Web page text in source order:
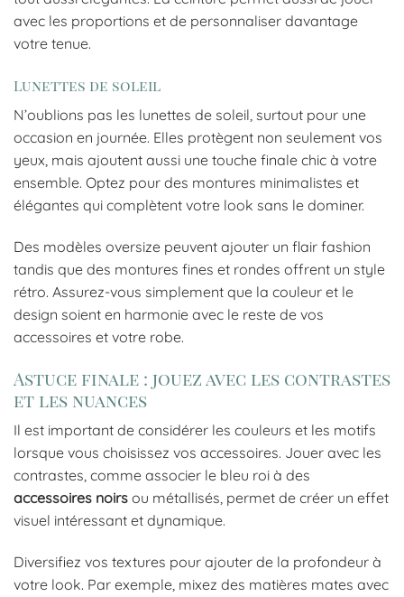
avec les proportions et de personnaliser davantage
votre tenue.
Lunettes de soleil
N’oublions pas les lunettes de soleil, surtout pour une
occasion en journée. Elles protègent non seulement vos
yeux, mais ajoutent aussi une touche finale chic à votre
ensemble. Optez pour des montures minimalistes et
élégantes qui complètent votre look sans le dominer.
Des modèles oversize peuvent ajouter un flair fashion
tandis que des montures fines et rondes offrent un style
rétro. Assurez-vous simplement que la couleur et le
design soient en harmonie avec le reste de vos
accessoires et votre robe.
Astuce finale : jouez avec les contrastes
et les nuances
Il est important de considérer les couleurs et les motifs
lorsque vous choisissez vos accessoires. Jouer avec les
contrastes, comme associer le bleu roi à des
accessoires noirs ou métallisés, permet de créer un effet
visuel intéressant et dynamique.
Diversifiez vos textures pour ajouter de la profondeur à
votre look. Par exemple, mixez des matières mates avec